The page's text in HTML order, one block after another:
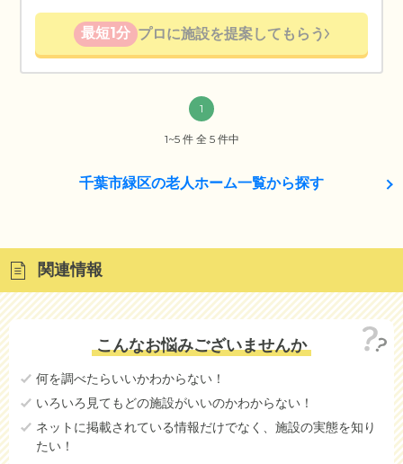
最短1分 プロに施設を提案してもらう
1
1~5 件 全 5 件中
千葉市緑区の老人ホーム一覧から探す
関連情報
こんなお悩みございませんか
何を調べたらいいかわからない！
いろいろ見てもどの施設がいいのかわからない！
ネットに掲載されている情報だけでなく、施設の実態を知り
たい！